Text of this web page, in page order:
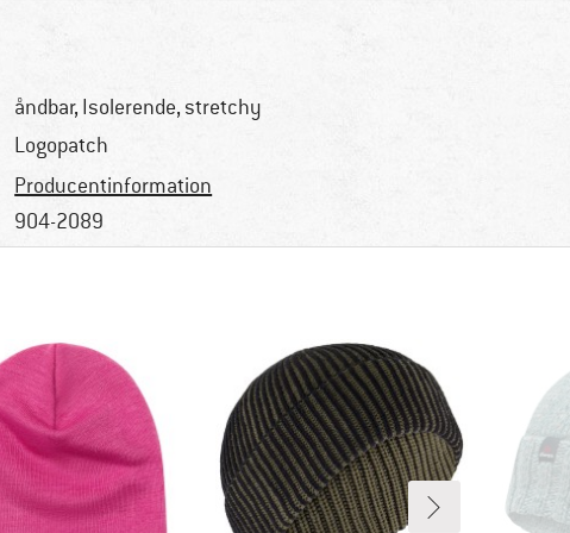
åndbar, Isolerende, stretchy
Logopatch
Producentinformation
904-2089